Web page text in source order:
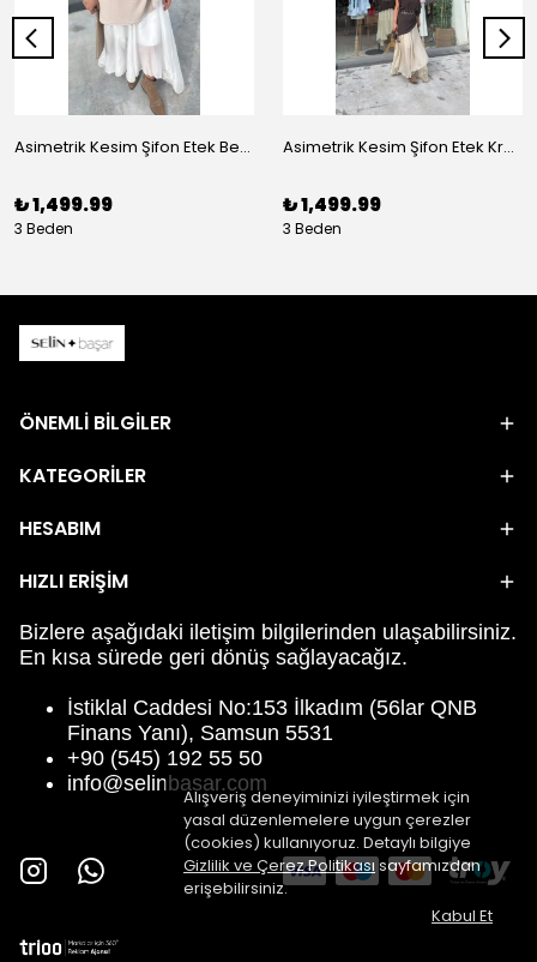
Alışveriş deneyiminizi iyileştirmek için
yasal düzenlemelere uygun çerezler
(cookies) kullanıyoruz. Detaylı bilgiye
Gizlilik ve Çerez Politikasısayfamızdan
erişebilirsiniz.
Kabul Et
Asimetrik Kesim Şifon Etek Beyaz
₺ 1,499.99
3 Beden
Asimetrik Kesim Şifon Etek Krem
₺ 1,499.99
3 Beden
ÖNEMLİ BİLGİLER
KATEGORİLER
HESABIM
HIZLI ERİŞİM
Bizlere aşağıdaki iletişim bilgilerinden ulaşabilirsiniz.
En kısa sürede geri dönüş sağlayacağız.
İstiklal Caddesi No:153 İlkadım (56lar QNB
Finans Yanı), Samsun 5531
+90 (545) 192 55 50
info@selinbasar.com